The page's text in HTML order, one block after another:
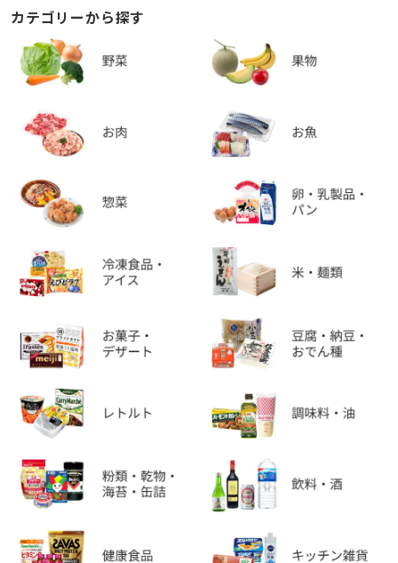
カテゴリーから探す